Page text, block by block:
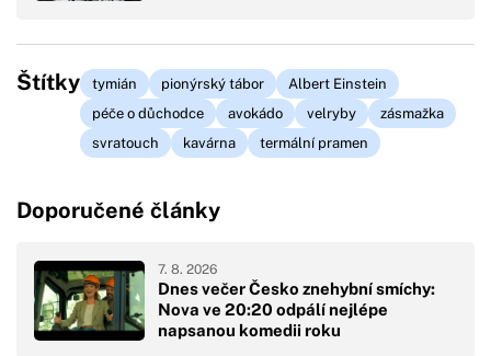
Štítky tymián pionýrský tábor
Albert Einstein
péče o důchodce
avokádo velryby
zásmažka
svratouch
kavárna termální pramen
Doporučené články
Dnes večer Česko znehybní smíchy:
Nova ve 20:20 odpálí nejlépe
napsanou komedii roku
7. 8. 2026